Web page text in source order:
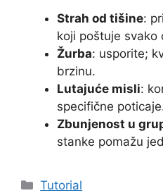
Strah od tišine:
koji poštuje svako
Žurba: usporite;
brzinu.
Lutajuće misli:
specifične
Zbunjenost u
stanke pomažu
Kategorije
Tutorial